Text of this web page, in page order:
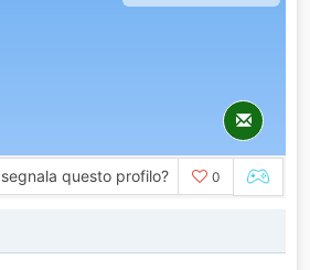
segnala questo profilo? 0